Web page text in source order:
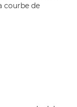
courbe de